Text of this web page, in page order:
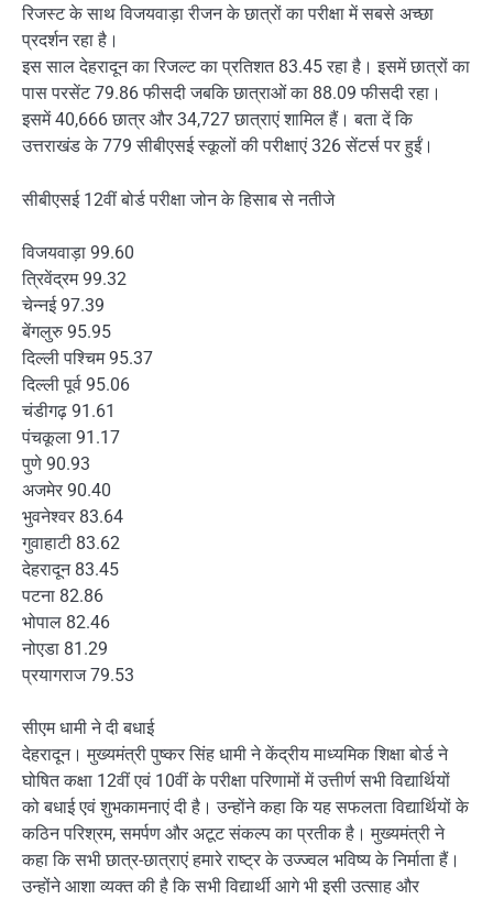
रिजस्ट के साथ विजयवाड़ा रीजन के छात्रों का परीक्षा में सबसे अच्छा
प्रदर्शन रहा है।
इस साल देहरादून का रिजल्ट का प्रतिशत 83.45 रहा है। इसमें छात्रों का
पास परसेंट 79.86 फीसदी जबकि छात्राओं का 88.09 फीसदी रहा।
इसमें 40,666 छात्र और 34,727 छात्राएं शामिल हैं। बता दें कि
उत्तराखंड के 779 सीबीएसई स्कूलों की परीक्षाएं 326 सेंटर्स पर हुईं।
सीबीएसई 12वीं बोर्ड परीक्षा जोन के हिसाब से नतीजे
विजयवाड़ा 99.60
त्रिवेंद्रम 99.32
चेन्नई 97.39
बेंगलुरु 95.95
दिल्ली पश्चिम 95.37
दिल्ली पूर्व 95.06
चंडीगढ़ 91.61
पंचकूला 91.17
पुणे 90.93
अजमेर 90.40
भुवनेश्वर 83.64
गुवाहाटी 83.62
देहरादून 83.45
पटना 82.86
भोपाल 82.46
नोएडा 81.29
प्रयागराज 79.53
सीएम धामी ने दी बधाई
देहरादून। मुख्यमंत्री पुष्कर सिंह धामी ने केंद्रीय माध्यमिक शिक्षा बोर्ड ने
घोषित कक्षा 12वीं एवं 10वीं के परीक्षा परिणामों में उत्तीर्ण सभी विद्यार्थियों
को बधाई एवं शुभकामनाएं दी है। उन्होंने कहा कि यह सफलता विद्यार्थियों के
कठिन परिश्रम, समर्पण और अटूट संकल्प का प्रतीक है। मुख्यमंत्री ने
कहा कि सभी छात्र-छात्राएं हमारे राष्ट्र के उज्ज्वल भविष्य के निर्माता हैं।
उन्होंने आशा व्यक्त की है कि सभी विद्यार्थी आगे भी इसी उत्साह और